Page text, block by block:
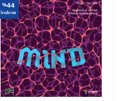
%44
İndirim